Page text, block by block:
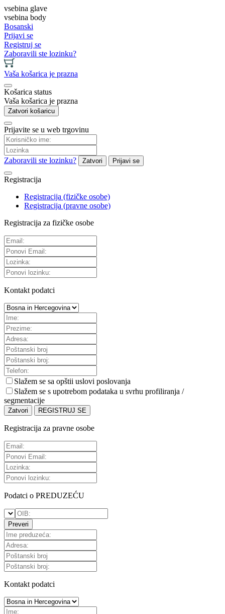
vsebina glave
vsebina body
Bosanski
Prijavi se
Registruj se
Zaboravili ste lozinku?
Vaša košarica je prazna
Košarica status
Vaša košarica je prazna
Zatvori košaricu
Prijavite se u web trgovinu
Zaboravili ste lozinku? Zatvori Prijavi se
Registracija
Registracija (fizičke osobe)
Registracija (pravne osobe)
Registracija za fizičke osobe
Kontakt podatci
Slažem se sa opštii uslovi poslovanja
Slažem se s upotrebom podataka u svrhu profiliranja /
segmentacije
Zatvori REGISTRUJ SE
Registracija za pravne osobe
Podatci o PREDUZEĆU
Preveri
Kontakt podatci